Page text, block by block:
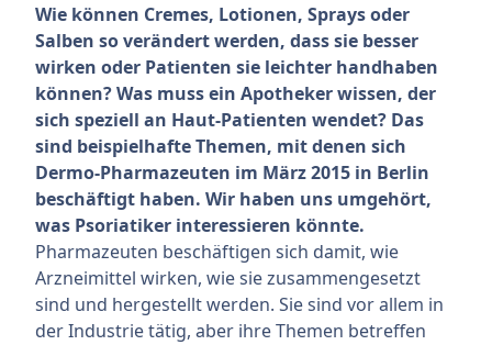
Wie können Cremes, Lotionen, Sprays oder
Salben so verändert werden, dass sie besser
wirken oder Patienten sie leichter handhaben
können? Was muss ein Apotheker wissen, der
sich speziell an Haut-Patienten wendet? Das
sind beispielhafte Themen, mit denen sich
Dermo-Pharmazeuten im März 2015 in Berlin
beschäftigt haben. Wir haben uns umgehört,
was Psoriatiker interessieren könnte.
Pharmazeuten beschäftigen sich damit, wie
Arzneimittel wirken, wie sie zusammengesetzt
sind und hergestellt werden. Sie sind vor allem in
der Industrie tätig, aber ihre Themen betreffen